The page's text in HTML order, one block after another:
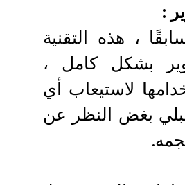
:
، هذه التقنية
بشكل كامل ،
لاستيعاب أي
بغض النظر عن